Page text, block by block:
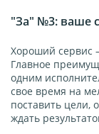
"За" №3: ваше
Хороший сервис
Главное
одним
свое время на
поставить цели,
ждать